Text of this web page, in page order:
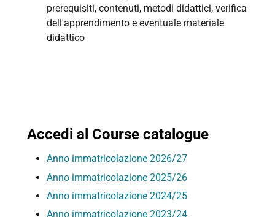
prerequisiti, contenuti, metodi didattici, verifica
dell'apprendimento e eventuale materiale
didattico
Accedi al Course catalogue
Anno immatricolazione 2026/27
Anno immatricolazione 2025/26
Anno immatricolazione 2024/25
Anno immatricolazione 2023/24